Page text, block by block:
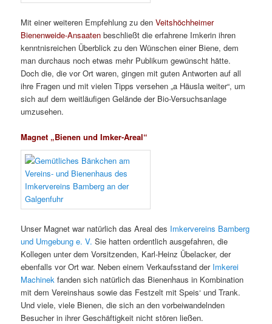
Mit einer weiteren Empfehlung zu denVeitshöchheimer
Bienenweide-Ansaaten beschließt die erfahrene Imkerin ihren
kenntnisreichen Überblick zu den Wünschen einer Biene, dem
man durchaus noch etwas mehr Publikum gewünscht hätte.
Doch die, die vor Ort waren, gingen mit guten Antworten auf all
ihre Fragen und mit vielen Tipps versehen „a Häusla weiter“, um
sich auf dem weitläufigen Gelände der Bio-Versuchsanlage
umzusehen.
Magnet „Bienen und Imker-Areal“
Unser Magnet war natürlich das Areal des Imkervereins Bamberg
und Umgebung e. V. Sie hatten ordentlich ausgefahren, die
Kollegen unter dem Vorsitzenden, Karl-Heinz Übelacker, der
ebenfalls vor Ort war. Neben einem Verkaufsstand der Imkerei
Machinekfanden sich natürlich das Bienenhaus in Kombination
mit dem Vereinshaus sowie das Festzelt mit Speis‘ und Trank.
Und viele, viele Bienen, die sich an den vorbeiwandelnden
Besucher in ihrer Geschäftigkeit nicht stören ließen.